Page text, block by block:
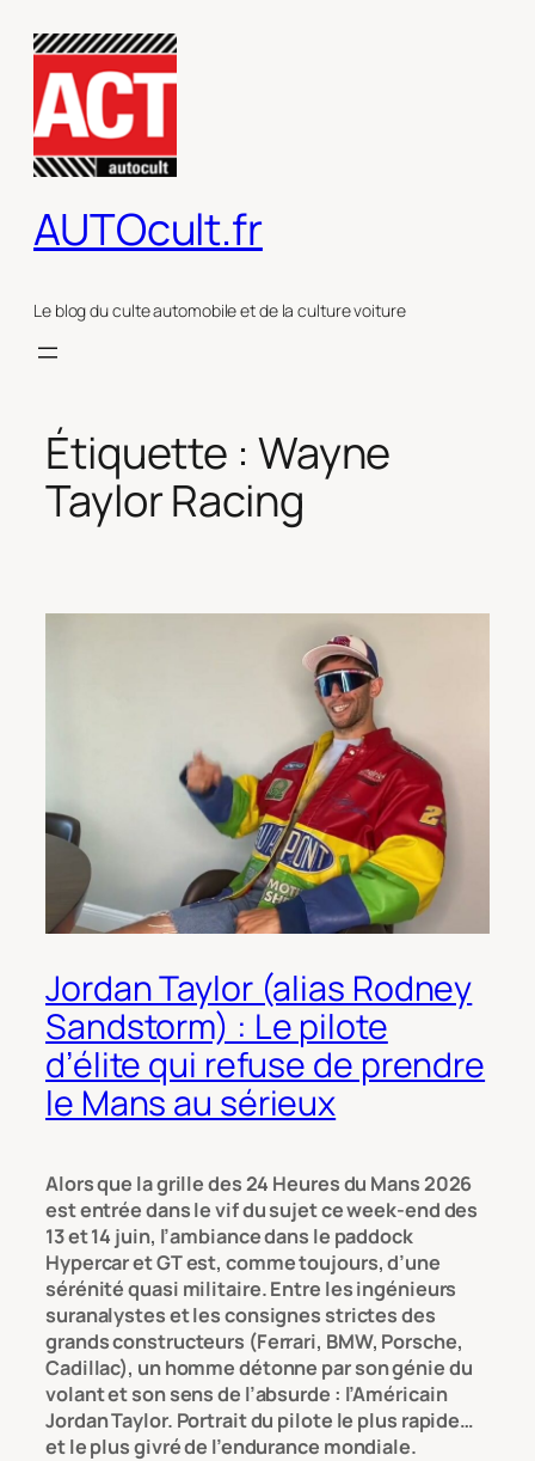
contenu
AUTOcult.fr
Le blog du culte automobile et de la culture voiture
Étiquette : Wayne
Taylor Racing
Jordan Taylor (alias Rodney
Sandstorm) : Le pilote
d’élite qui refuse de prendre
le Mans au sérieux
Alors que la grille des 24 Heures du Mans 2026
est entrée dans le vif du sujet ce week-end des
13 et 14 juin, l’ambiance dans le paddock
Hypercar et GT est, comme toujours, d’une
sérénité quasi militaire. Entre les ingénieurs
suranalystes et les consignes strictes des
grands constructeurs (Ferrari, BMW, Porsche,
Cadillac), un homme détonne par son génie du
volant et son sens de l’absurde : l’Américain
Jordan Taylor. Portrait du pilote le plus rapide…
et le plus givré de l’endurance mondiale.